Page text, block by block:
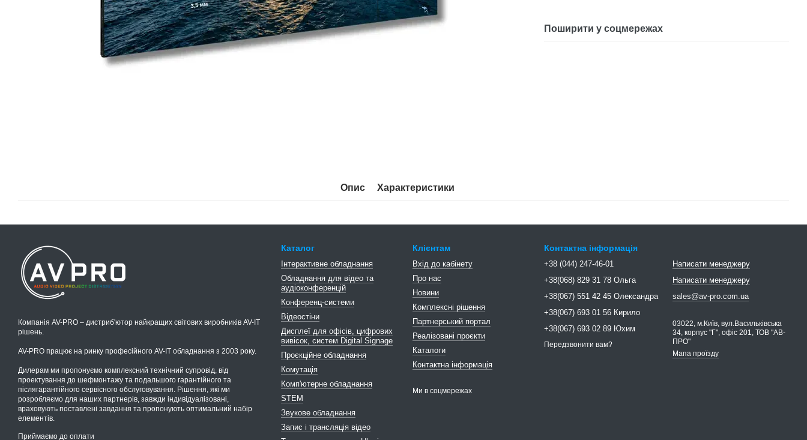
Поширити у соцмережах
Опис Характеристики
Компанія AV-PRO – дистриб'ютор найкращих світових виробників AV-IT
рішень.
AV-PRO працює на ринку професійного AV-IT обладнання з 2003 року.
Дилерам ми пропонуємо комплексний технічний супровід, від
проектування до шефмонтажу та подальшого гарантійного та
післягарантійного сервісного обслуговування. Рішення, які ми
розробляємо для наших партнерів, завжди індивідуалізовані,
враховують поставлені завдання та пропонують оптимальний набір
елементів.
Приймаємо до оплати
Каталог
Інтерактивне обладнання
Обладнання для відео та
аудіоконференцій
Конференц-системи
Відеостіни
Дисплеї для офісів, цифрових
вивісок, систем Digital Signage
Проєкційне обладнання
Комутація
Комп'ютерне обладнання
STEM
Звукове обладнання
Запис і трансляція відео
Клієнтам
Вхід до кабінету
Про нас
Новини
Комплексні рішення
Партнерський портал
Реалізовані проєкти
Каталоги
Контактна інформація
Ми в соцмережах
Контактна інформація
+38 (044) 247-46-01
+38(068) 829 31 78 Ольга
+38(067) 551 42 45 Олександра
+38(067) 693 01 56 Кирило
+38(067) 693 02 89 Юхим
Передзвонити вам?
Написати менеджеру
Написати менеджеру
sales@av-pro.com.ua
03022, м.Київ, вул.Васильківська
34, корпус "Г", офіс 201, ТОВ "АВ-
ПРО"
Мапа проїзду